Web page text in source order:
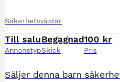
Säkerhetsvästar
Till salu
Annonstyp
Begagnad
Skick
100 kr
Pris